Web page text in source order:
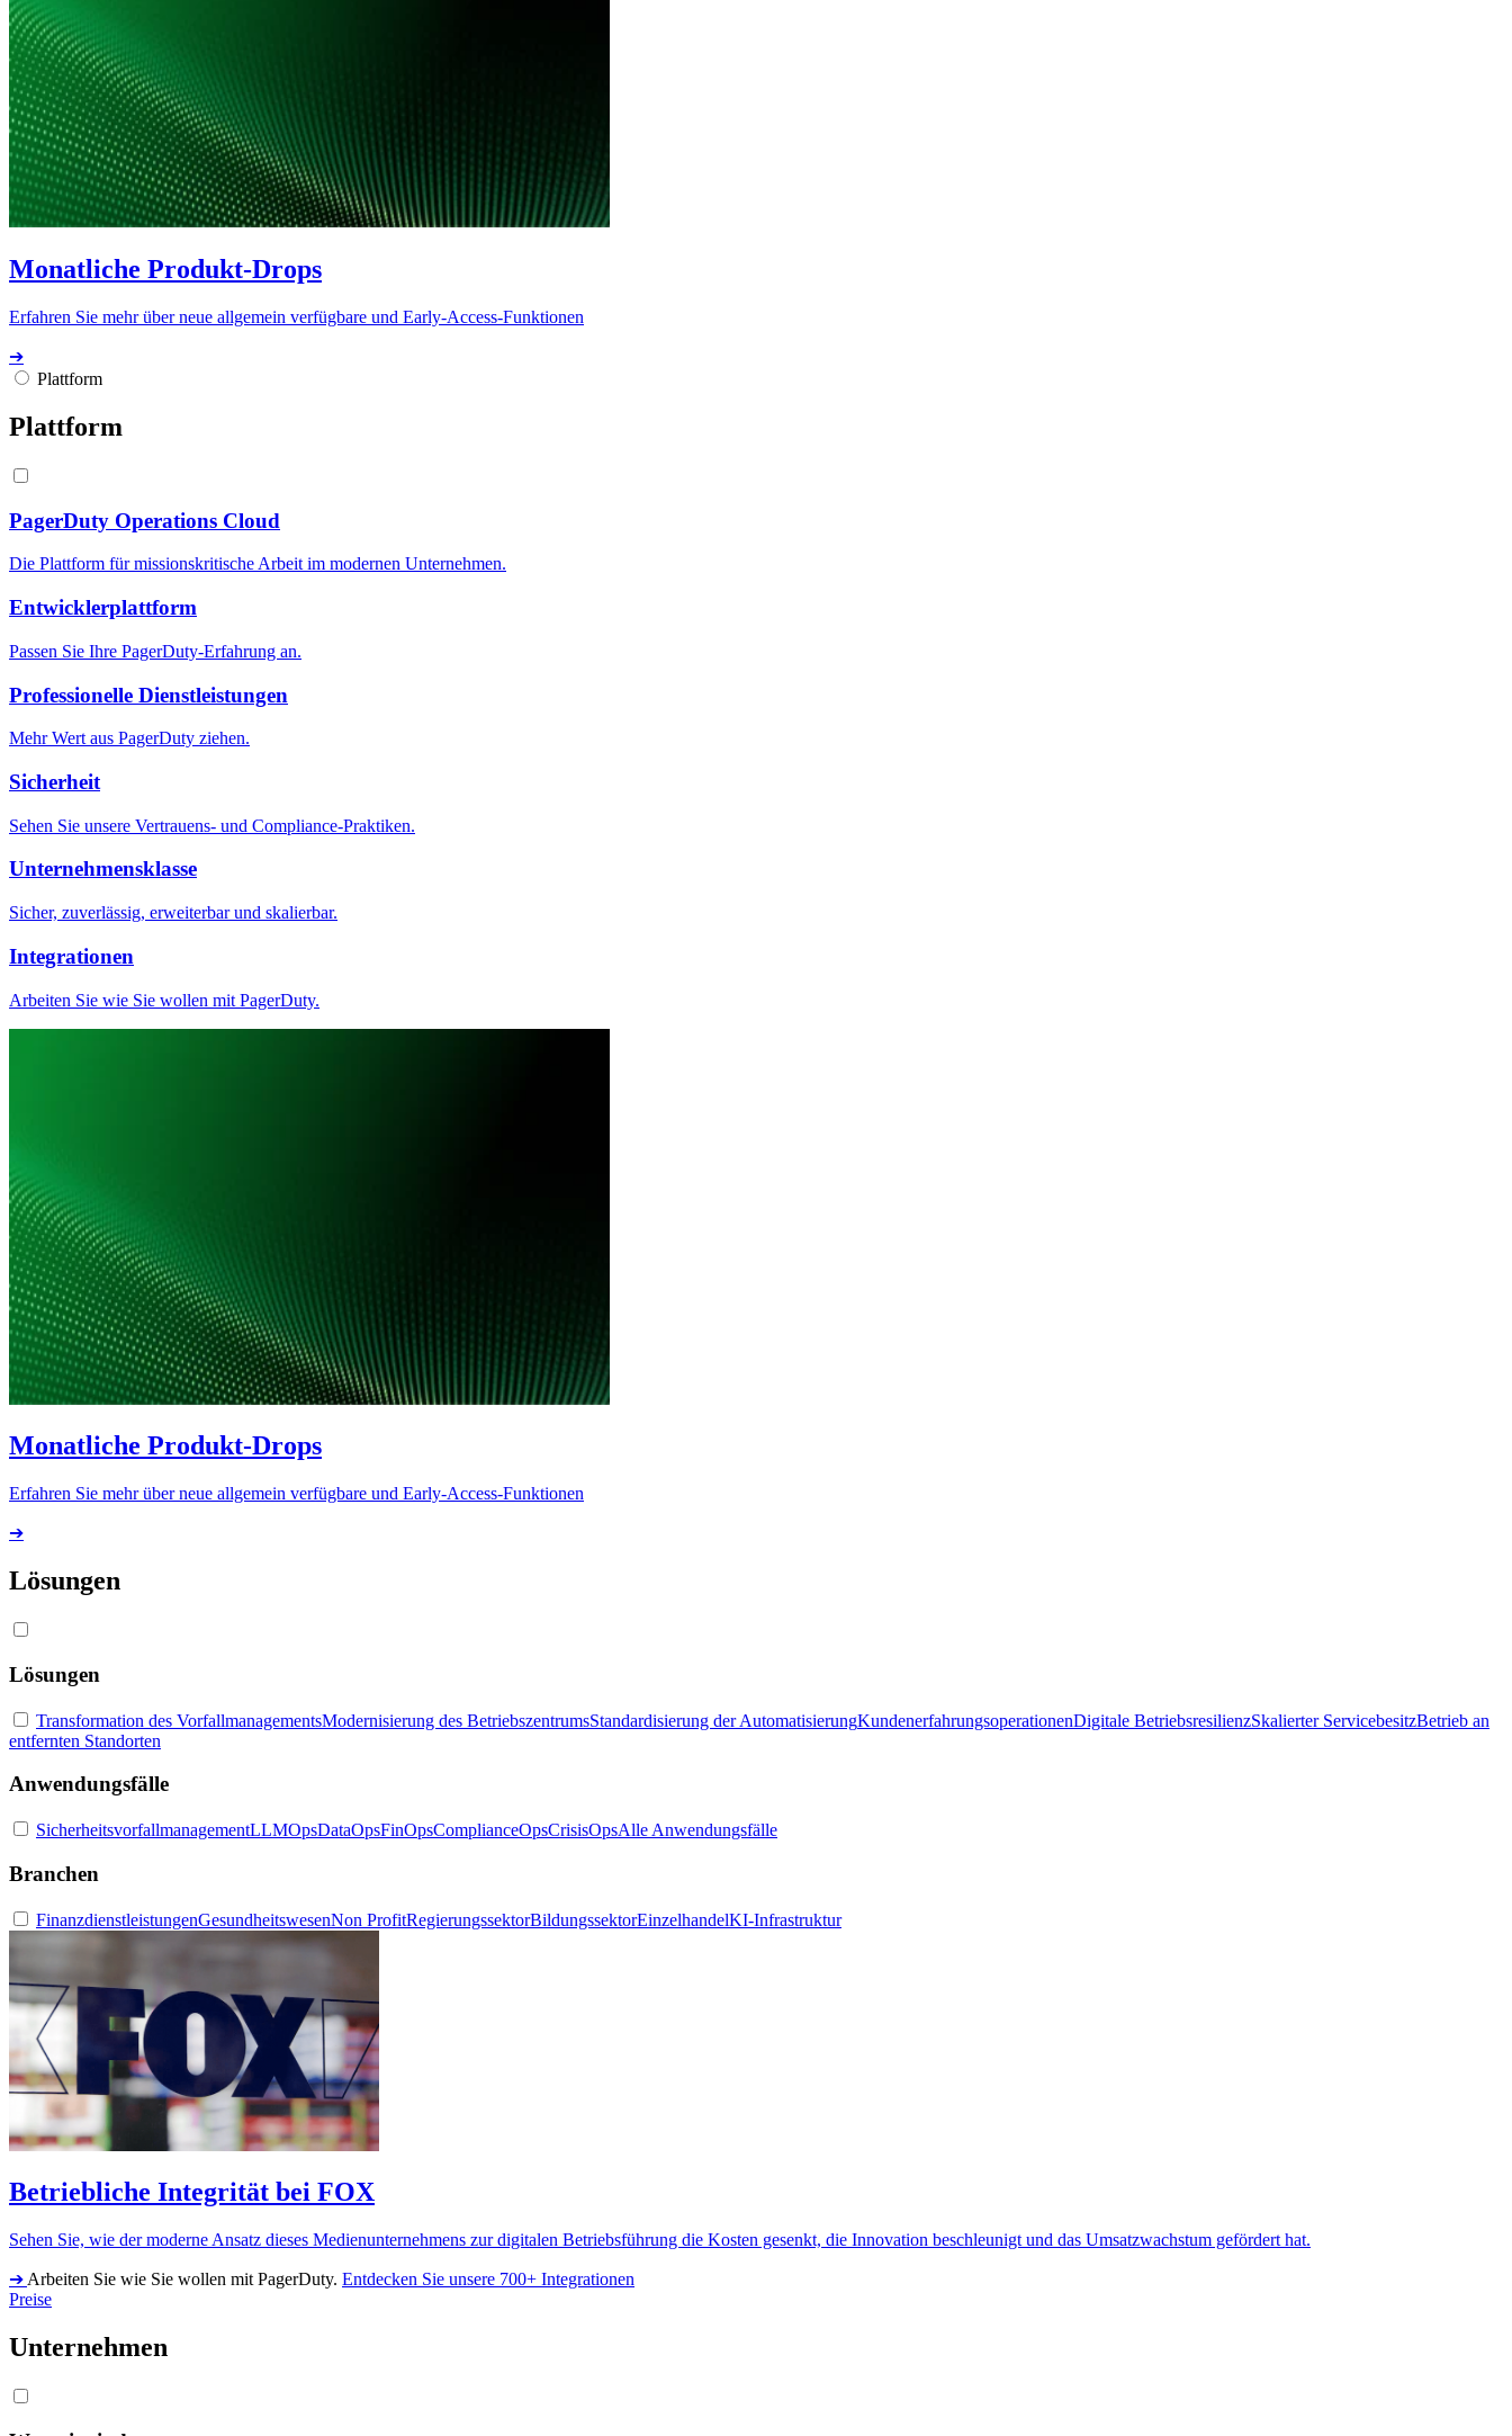
Monatliche Produkt-Drops
Erfahren Sie mehr über neue allgemein verfügbare und Early-Access-Funktionen
➔
Plattform
Plattform
PagerDuty Operations Cloud
Die Plattform für missionskritische Arbeit im modernen Unternehmen.
Entwicklerplattform
Passen Sie Ihre PagerDuty-Erfahrung an.
Professionelle Dienstleistungen
Mehr Wert aus PagerDuty ziehen.
Sicherheit
Sehen Sie unsere Vertrauens- und Compliance-Praktiken.
Unternehmensklasse
Sicher, zuverlässig, erweiterbar und skalierbar.
Integrationen
Arbeiten Sie wie Sie wollen mit PagerDuty.
Monatliche Produkt-Drops
Erfahren Sie mehr über neue allgemein verfügbare und Early-Access-Funktionen
➔
Lösungen
Lösungen
Transformation des VorfallmanagementsModernisierung des BetriebszentrumsStandardisierung der AutomatisierungKundenerfahrungsoperationenDigitale BetriebsresilienzSkalierter ServicebesitzBetrieb an
entfernten Standorten
Anwendungsfälle
SicherheitsvorfallmanagementLLMOpsDataOpsFinOpsComplianceOpsCrisisOpsAlle Anwendungsfälle
Branchen
FinanzdienstleistungenGesundheitswesenNon ProfitRegierungssektorBildungssektorEinzelhandelKI-Infrastruktur
Betriebliche Integrität bei FOX
Sehen Sie, wie der moderne Ansatz dieses Medienunternehmens zur digitalen Betriebsführung die Kosten gesenkt, die Innovation beschleunigt und das Umsatzwachstum gefördert hat.
➔ Arbeiten Sie wie Sie wollen mit PagerDuty. Entdecken Sie unsere 700+ Integrationen
Preise
Unternehmen